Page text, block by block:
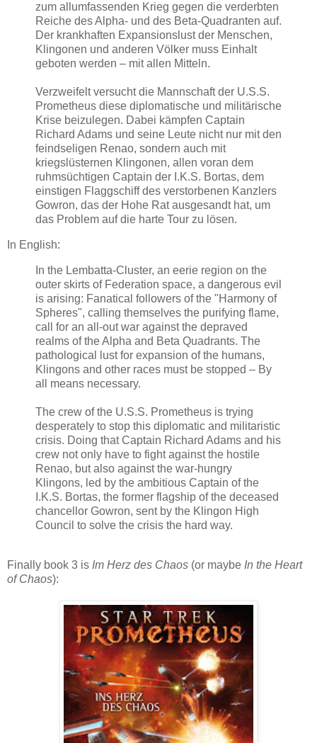
zum allumfassenden Krieg gegen die verderbten
Reiche des Alpha- und des Beta-Quadranten auf.
Der krankhaften Expansionslust der Menschen,
Klingonen und anderen Völker muss Einhalt
geboten werden – mit allen Mitteln.
Verzweifelt versucht die Mannschaft der U.S.S.
Prometheus diese diplomatische und militärische
Krise beizulegen. Dabei kämpfen Captain
Richard Adams und seine Leute nicht nur mit den
feindseligen Renao, sondern auch mit
kriegslüsternen Klingonen, allen voran dem
ruhmsüchtigen Captain der I.K.S. Bortas, dem
einstigen Flaggschiff des verstorbenen Kanzlers
Gowron, das der Hohe Rat ausgesandt hat, um
das Problem auf die harte Tour zu lösen.
In English:
In the Lembatta-Cluster, an eerie region on the
outer skirts of Federation space, a dangerous evil
is arising: Fanatical followers of the "Harmony of
Spheres", calling themselves the purifying flame,
call for an all-out war against the depraved
realms of the Alpha and Beta Quadrants. The
pathological lust for expansion of the humans,
Klingons and other races must be stopped – By
all means necessary.
The crew of the U.S.S. Prometheus is trying
desperately to stop this diplomatic and militaristic
crisis. Doing that Captain Richard Adams and his
crew not only have to fight against the hostile
Renao, but also against the war-hungry
Klingons, led by the ambitious Captain of the
I.K.S. Bortas, the former flagship of the deceased
chancellor Gowron, sent by the Klingon High
Council to solve the crisis the hard way.
Finally book 3 is Im Herz des Chaos (or maybe In the Heart
of Chaos):